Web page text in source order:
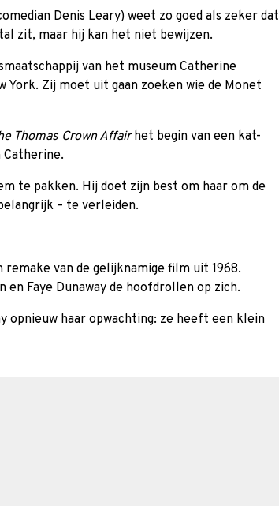
Denis Leary) weet zo goed als zeker dat
zit, maar hij kan het niet bewijzen.
van het museum Catherine
York. Zij moet uit gaan zoeken wie de Monet
Thomas Crown Affairhet begin van een kat-
Catherine.
te pakken. Hij doet zijn best om haar om de
– te verleiden.
remake van de gelijknamige film uit 1968.
en Faye Dunaway de hoofdrollen op zich.
opnieuw haar opwachting: ze heeft een klein